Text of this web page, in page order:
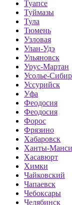
Туапсе
Туймазы
Тула
Тюмень
Узловая
Улан-Удэ
Ульяновск
Урус-Мартан
Усолье-
Уссурийск
Уфа
Феодосия
Феодосия
Форос
Фрязино
Хабаровск
Ханты-
Хасавюрт
Химки
Чайковский
Чапаевск
Чебоксары
Челябинск